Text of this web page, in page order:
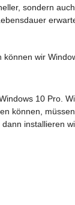
sondern
wir
10 Pro.
können,
installieren